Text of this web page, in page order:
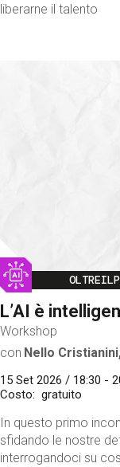
liberarne il talento
Image
L’AI è
Workshop
con Nello
15 Set 2026 / 18:30 -
Costo
gratuito
In questo primo
sfidando le nostre
interrogandoci su